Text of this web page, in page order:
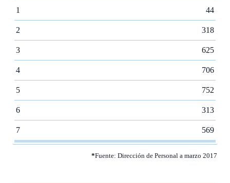
1 44
2 318
3 625
4 706
5 752
6 313
7 569
*Fuente: Dirección de Personal a marzo 2017